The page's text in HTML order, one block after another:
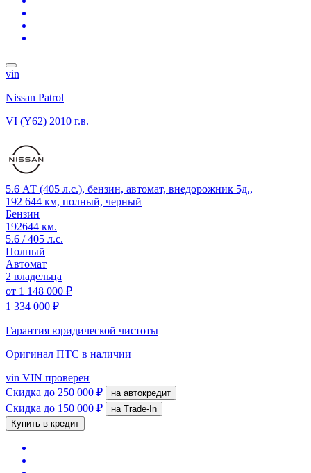
vin
Nissan Patrol
VI (Y62) 2010 г.в.
5.6 АТ (405 л.с.), бензин, автомат, внедорожник 5д.,
192 644 км, полный, черный
Бензин
192644 км.
5.6 / 405 л.с.
Полный
Автомат
2 владельца
от 1 148 000 ₽
1 334 000 ₽
Гарантия юридической чистоты
Оригинал ПТС в наличии
vin VIN проверен
Скидка до 250 000 ₽ на автокредит
Скидка до 150 000 ₽
на Trade-In
Купить в кредит